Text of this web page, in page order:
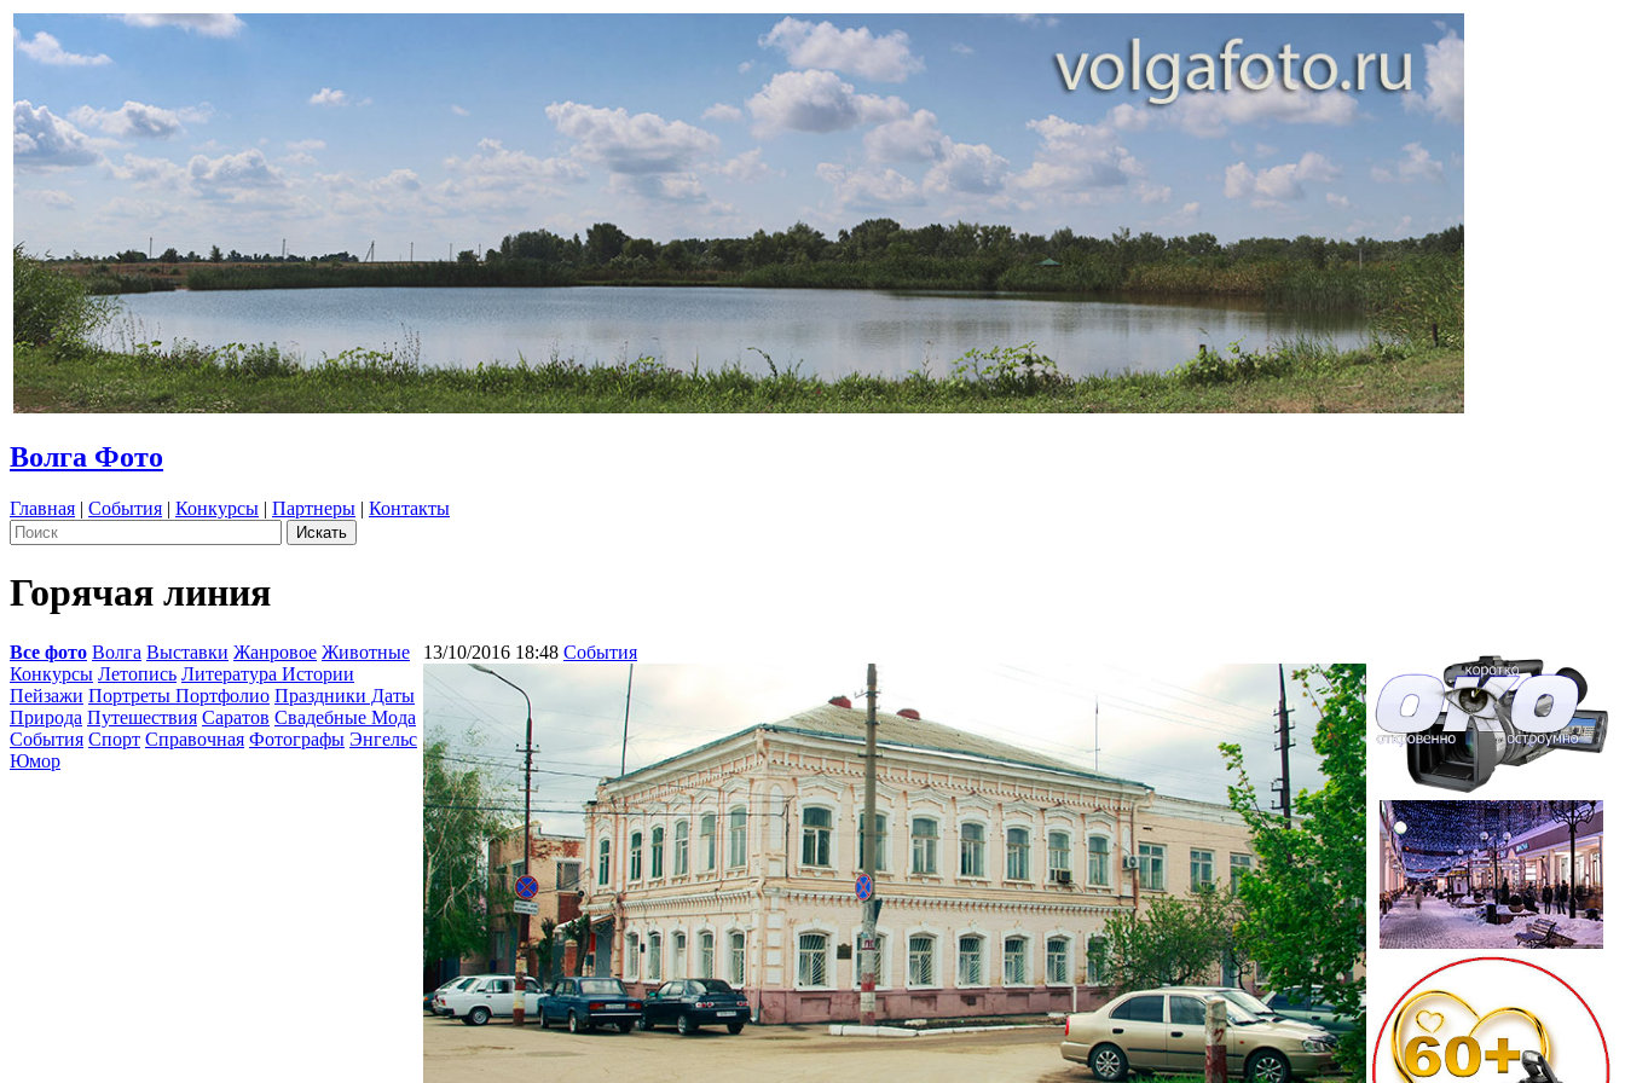
Волга Фото
Главная | События | Конкурсы | Партнеры | Контакты
Горячая линия
Все фото Волга Выставки Жанровое Животные
Конкурсы Летопись Литература Истории
Пейзажи Портреты Портфолио Праздники Даты
Природа Путешествия Саратов Свадебные Мода
События Спорт Справочная Фотографы Энгельс
Юмор
13/10/2016 18:48 События